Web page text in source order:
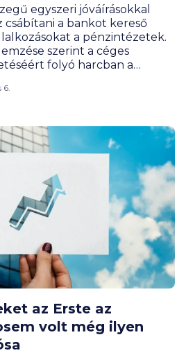
egyszeri jóváírásokkal
a bankot kereső
a pénzintézetek.
szerint a céges
folyó harcban a
jelentenek. A versenybe
6.
az Erste az
volt még ilyen